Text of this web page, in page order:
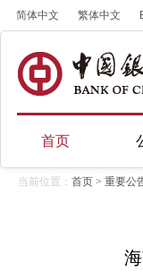
简体中文 繁体中文
首页
当前位置： 首页 > 重要公